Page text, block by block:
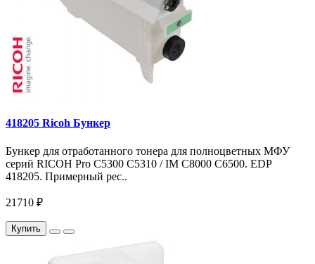
418205 Ricoh Бункер
Бункер для отработанного тонера для полноцветных МФУ
серий RICOH Pro C5300 C5310 / IM C8000 C6500. EDP
418205. Примерный рес..
21710 ₽
Купить